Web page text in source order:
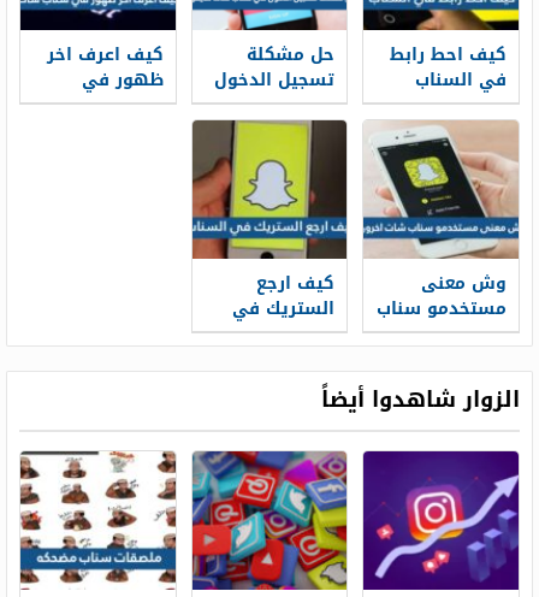
كيف احط رابط
في السناب
حل مشكلة
تسجيل الدخول
في سناب شات
للايفون
كيف اعرف اخر
ظهور في
سناب شات
وش معنى
مستخدمو سناب
شات اخرون
كيف ارجع
الستريك في
السناب
الزوار شاهدوا أيضاً